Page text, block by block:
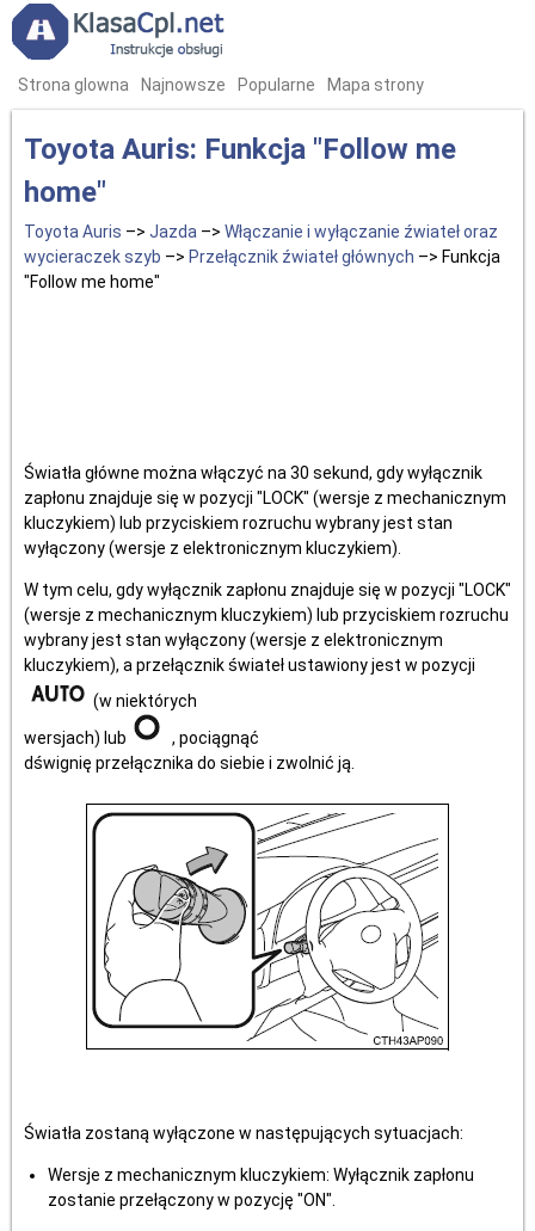
Strona glowna Najnowsze Popularne Mapa strony
Toyota Auris: Funkcja "Follow me
home"
Toyota Auris –> Jazda –> Włączanie i wyłączanie źwiateł oraz
wycieraczek szyb –> Przełącznik źwiateł głównych –> Funkcja
"Follow me home"
Światła główne można włączyć na 30 sekund, gdy wyłącznik
zapłonu znajduje się w pozycji "LOCK" (wersje z mechanicznym
kluczykiem) lub przyciskiem rozruchu wybrany jest stan
wyłączony (wersje z elektronicznym kluczykiem).
W tym celu, gdy wyłącznik zapłonu znajduje się w pozycji "LOCK"
(wersje z mechanicznym kluczykiem) lub przyciskiem rozruchu
wybrany jest stan wyłączony (wersje z elektronicznym
kluczykiem), a przełącznik świateł ustawiony jest w pozycji
(w niektórych
wersjach) lub
, pociągnąć
dśwignię przełącznika do siebie i zwolnić ją.
Światła zostaną wyłączone w następujących sytuacjach:
Wersje z mechanicznym kluczykiem: Wyłącznik zapłonu
zostanie przełączony w pozycję "ON".